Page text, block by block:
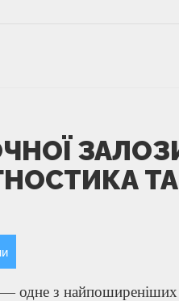
одне з найпоширеніших